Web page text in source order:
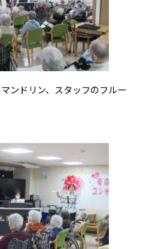
ンドリン、スタッフのフルー